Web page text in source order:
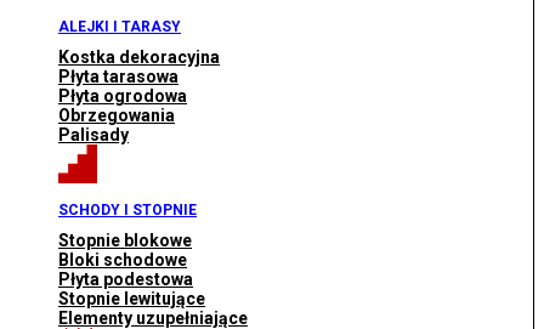
ALEJKI I TARASY
Kostka dekoracyjna
Płyta tarasowa
Płyta ogrodowa
Obrzegowania
Palisady
SCHODY I STOPNIE
Stopnie blokowe
Bloki schodowe
Płyta podestowa
Stopnie lewitujące
Elementy uzupełniające